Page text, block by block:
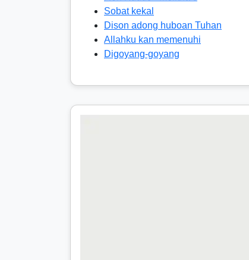
Sobat kekal
Dison adong huboan Tuhan
Allahku kan memenuhi
Digoyang-goyang